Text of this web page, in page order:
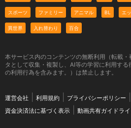
スポーツ ファミリー アニマル BL エ
異世界 入れ替わり 百合
本サービス内のコンテンツの無断利用（転載
タとして収集・複製し、AI等の学習に利用す
の利用行為を含みます。）は禁止します。
運営会社 利用規約 プライバシーポリシー
資金決済法に基づく表示
動画共有ガイドラ